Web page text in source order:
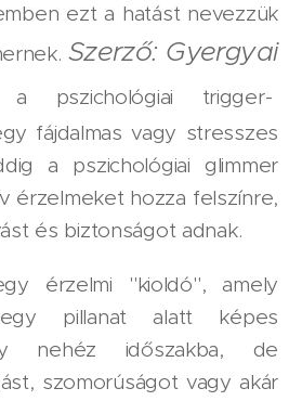
ezt a hatást nevezzük
Szerző: Gyergyai
a pszichológiai trigger-
fájdalmas vagy stresszes
a pszichológiai glimmer
érzelmeket hozza felszínre,
és biztonságot adnak.
érzelmi "kioldó", amely
pillanat alatt képes
nehéz időszakba, de
szomorúságot vagy akár